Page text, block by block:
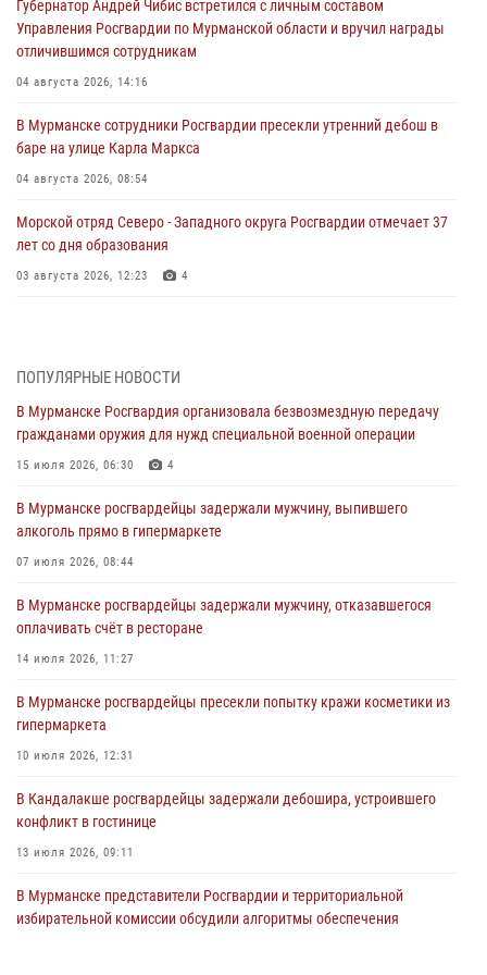
Губернатор Андрей Чибис встретился с личным составом
Управления Росгвардии по Мурманской области и вручил награды
отличившимся сотрудникам
04 августа 2026, 14:16
В Мурманске сотрудники Росгвардии пресекли утренний дебош в
баре на улице Карла Маркса
04 августа 2026, 08:54
Морской отряд Северо - Западного округа Росгвардии отмечает 37
лет со дня образования
03 августа 2026, 12:23 4
Сотрудники Росгвардии провели инструктаж по
антитеррористической защищенности для членов избирательных
31 июля 2026, 08:48 3
Сотрудники Росгвардии задержали мужчину, не оплатившего счет в
30 июля 2026, 14:09
В Управлении Росгвардии по Мурманской области прошло пожарно-
30 июля 2026, 14:05
В Управлении Росгвардии по Мурманской области состоялось
равноапостольного великого князя Владимира
29 июля 2026, 12:17
ПОПУЛЯРНЫЕ НОВОСТИ
В Мурманске Росгвардия организовала безвозмездную передачу
гражданами оружия для нужд специальной военной операции
15 июля 2026, 06:30 4
В Мурманске росгвардейцы задержали мужчину, выпившего
алкоголь прямо в гипермаркете
07 июля 2026, 08:44
В Мурманске росгвардейцы задержали мужчину, отказавшегося
оплачивать счёт в ресторане
14 июля 2026, 11:27
В Мурманске росгвардейцы пресекли попытку кражи косметики из
гипермаркета
10 июля 2026, 12:31
В Кандалакше росгвардейцы задержали дебошира, устроившего
конфликт в гостинице
13 июля 2026, 09:11
В Мурманске представители Росгвардии и территориальной
избирательной комиссии обсудили алгоритмы обеспечения